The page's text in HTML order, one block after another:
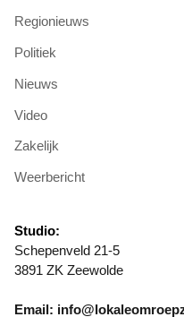
Regionieuws
Politiek
Nieuws
Video
Zakelijk
Weerbericht
Studio:
Schepenveld 21-5
3891 ZK Zeewolde
Email: